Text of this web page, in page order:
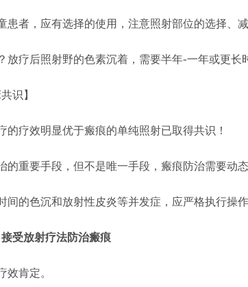
患者，应有选择的使用，注意照射部位的选择、
放疗后照射野的色素沉着，需要半年-一年或更长
识】
的疗效明显优于瘢痕的单纯照射已取得共识！
的重要手段，但不是唯一手段，瘢痕防治需要动态
间的色沉和放射性皮炎等并发症，应严格执行操作
受放射疗法防治瘢痕
效肯定。